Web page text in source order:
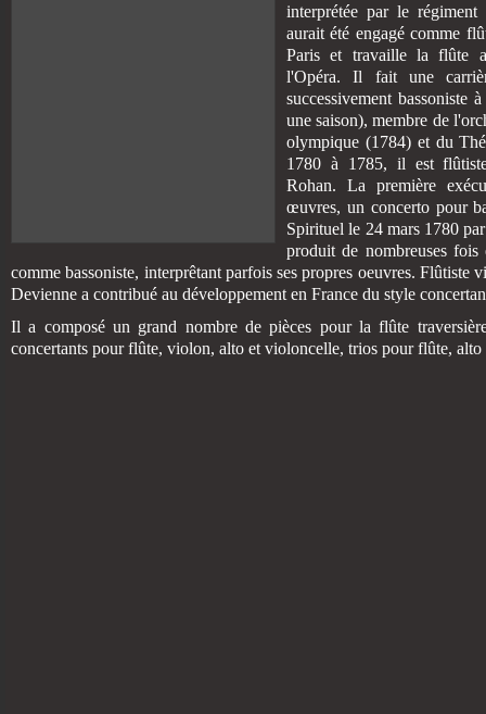
interprétée par le
aurait été engagé comme
Paris et travaille la flûte
l'Opéra. Il fait une
successivement bassoniste
une saison), membre de
olympique (1784) et du
1780 à 1785, il est
Rohan. La première
œuvres, un concerto pour
Spirituel le 24 mars 1780
produit de nombreuses
comme bassoniste, interprêtant parfois ses propres oeuvres. Flûtiste
Devienne a contribué au développement en France du style
Il a composé un grand nombre de pièces pour la flûte
concertants pour flûte, violon, alto et violoncelle, trios pour flûte,